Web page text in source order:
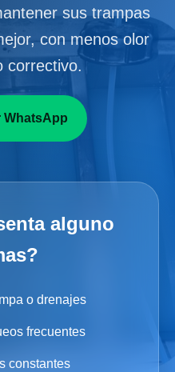
sus trampas
con menos olor
correctivo.
alguno
o drenajes
frecuentes
constantes